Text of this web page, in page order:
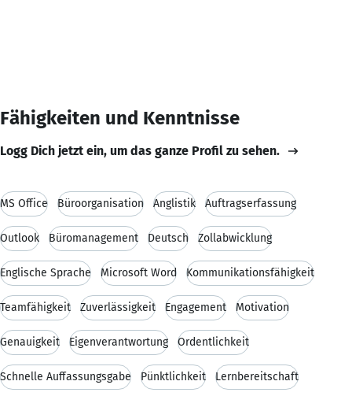
Fähigkeiten und Kenntnisse
Logg Dich jetzt ein, um das ganze Profil zu sehen.
MS Office Büroorganisation Anglistik Auftragserfassung
Outlook Büromanagement Deutsch Zollabwicklung
Englische Sprache Microsoft Word Kommunikationsfähigkeit
Teamfähigkeit Zuverlässigkeit Engagement Motivation
Genauigkeit Eigenverantwortung Ordentlichkeit
Schnelle Auffassungsgabe Pünktlichkeit Lernbereitschaft